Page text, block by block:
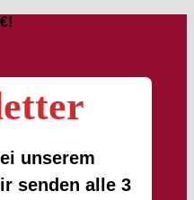
unserem
senden alle 3